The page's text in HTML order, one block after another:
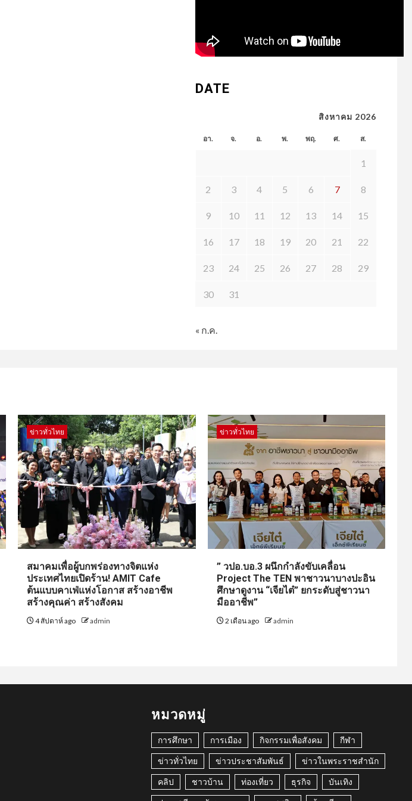
DATE
สิงหาคม 2026
อา. จ. อ. พ. พฤ. ศ. ส.
1
2 3 4 5 6 7 8
9 10 11 12 13 14 15
16 17 18 19 20 21 22
23 24 25 26 27 28 29
30 31
« ก.ค.
ข่าวทั่วไทย
สมาคมเพื่อผู้บกพร่องทางจิตแห่ง
ประเทศไทยเปิดร้าน! AMIT Cafe
ต้นแบบคาเฟ่แห่งโอกาส สร้างอาชีพ
สร้างคุณค่า สร้างสังคม
4 สัปดาห์ ago admin
ข่าวทั่วไทย
” วปอ.บอ.3 ผนึกกำลังขับเคลื่อน
Project The TEN พาชาวนาบางปะอิน
ศึกษาดูงาน “เจียไต๋” ยกระดับสู่ชาวนา
มืออาชีพ”
2 เดือน ago admin
หมวดหมู่
การศึกษา การเมือง กิจกรรมเพื่อสังคม กีฬา
ข่าวทั่วไทย ข่าวประชาสัมพันธ์ ข่าวในพระราชสำนัก
คลิป ชาวบ้าน ท่องเที่ยว ธุรกิจ บันเทิง